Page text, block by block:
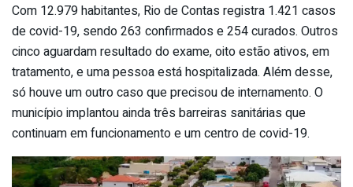
Com 12.979 habitantes, Rio de Contas registra 1.421 casos
de covid-19, sendo 263 confirmados e 254 curados. Outros
cinco aguardam resultado do exame, oito estão ativos, em
tratamento, e uma pessoa está hospitalizada. Além desse,
só houve um outro caso que precisou de internamento. O
município implantou ainda três barreiras sanitárias que
continuam em funcionamento e um centro de covid-19.